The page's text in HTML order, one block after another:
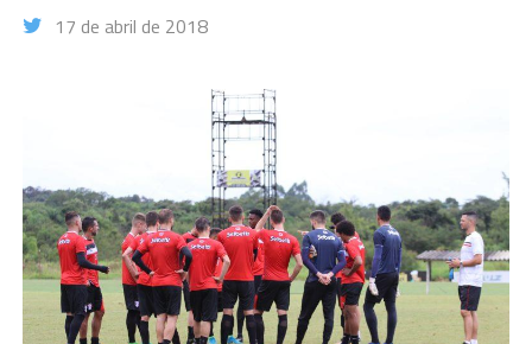
17 de abril de 2018